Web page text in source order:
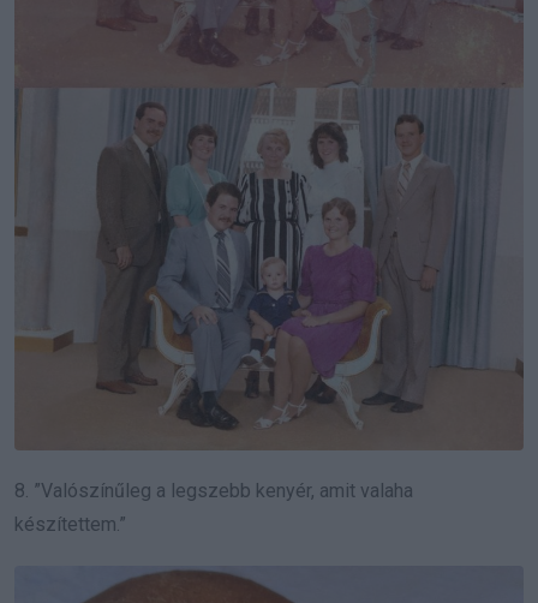
8. ”Valószínűleg a legszebb kenyér, amit valaha
készítettem.”